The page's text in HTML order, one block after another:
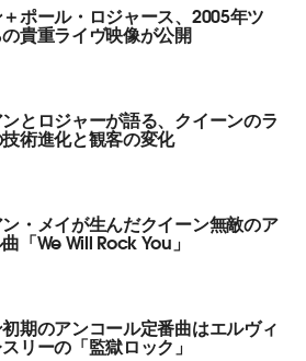
ポール・ロジャース、2005年ツ
貴重ライヴ映像が公開
とロジャーが語る、クイーンのラ
術進化と観客の変化
・メイが生んだクイーン無敵のア
「We Will Rock You」
期のアンコール定番曲はエルヴィ
リーの「監獄ロック」